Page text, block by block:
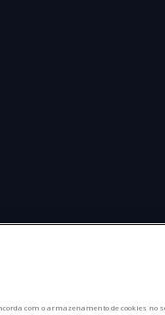
com o armazenamento de cookies